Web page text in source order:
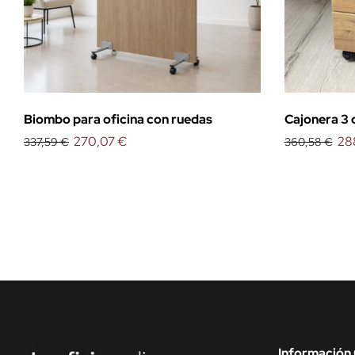
Biombo para oficina con ruedas
337,59 € 270,07 €
Cajonera 3
360,58 €